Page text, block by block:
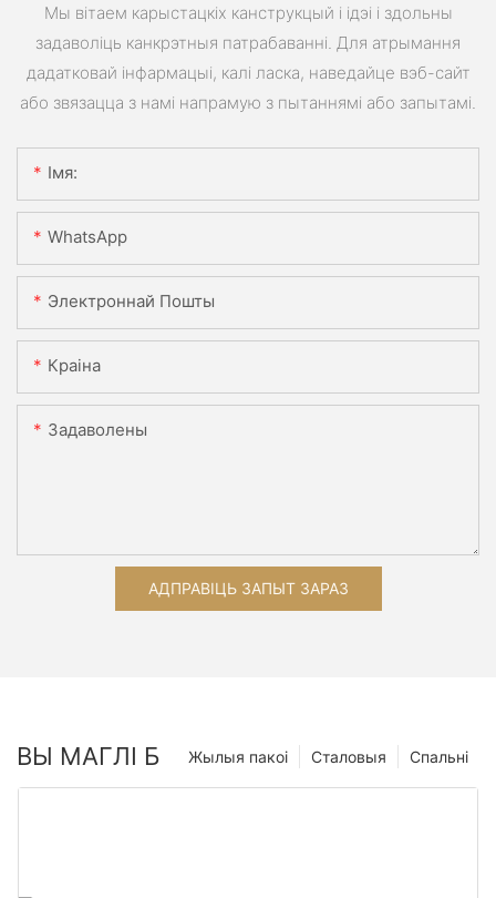
Мы вітаем карыстацкіх канструкцый і ідэі і здольны
задаволіць канкрэтныя патрабаванні. Для атрымання
дадатковай інфармацыі, калі ласка, наведайце вэб-сайт
або звязацца з намі напрамую з пытаннямі або запытамі.
Імя:
WhatsApp
Электроннай Пошты
Краіна
Задаволены
АДПРАВІЦЬ ЗАПЫТ ЗАРАЗ
ВЫ МАГЛІ Б Спальні
Сталовыя
Жылыя пакоі